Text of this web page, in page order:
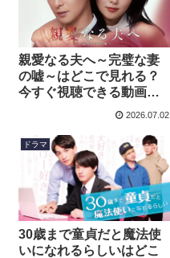
親愛なる夫へ～完璧な妻
の嘘～はどこで見れる？
今すぐ視聴できる動画配
信サービスを紹介！
2026.07.02
ドラマ
30歳まで童貞だと魔法使
いになれるらしいはどこ